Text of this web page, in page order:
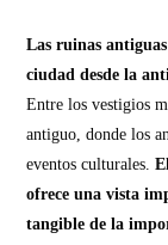
Las ruinas
ciudad desde la
Entre los vestigios
antiguo, donde los
eventos culturales.
ofrece una vista
tangible de la